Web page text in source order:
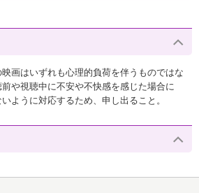
画はいずれも心理的負荷を伴うものではな
や視聴中に不安や不快感を感じた場合に
ように対応するため、申し出ること。